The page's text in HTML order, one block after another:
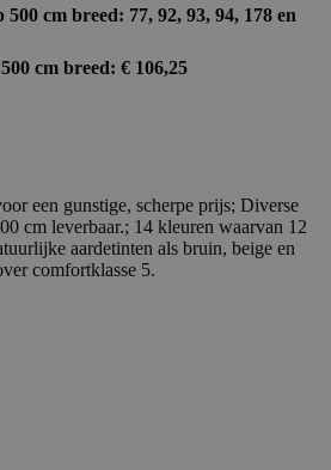
cm breed: 77, 92, 93, 94, 178 en
cm breed: € 106,25
een gunstige, scherpe prijs; Diverse
cm leverbaar.; 14 kleuren waarvan 12
aardetinten als bruin, beige en
comfortklasse 5.